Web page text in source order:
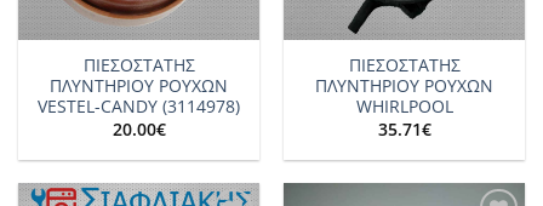
ΠΙΕΣΟΣΤΑΤΗΣ
ΠΛΥΝΤΗΡΙΟΥ ΡΟΥΧΩΝ
VESTEL-CANDY (3114978)
20.00€
ΠΙΕΣΟΣΤΑΤΗΣ
ΠΛΥΝΤΗΡΙΟΥ ΡΟΥΧΩΝ
WHIRLPOOL
35.71€